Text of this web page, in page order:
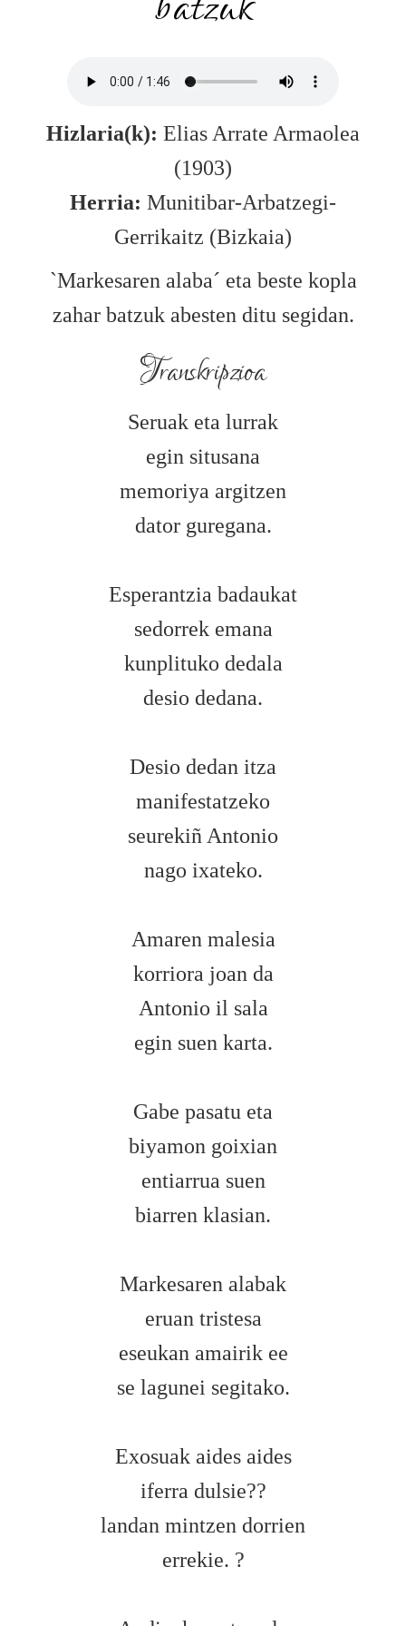
Hizlaria(k): Elias Arrate Armaolea
(1903)
Herria: Munitibar-Arbatzegi-
Gerrikaitz (Bizkaia)
`Markesaren alaba´ eta beste kopla
zahar batzuk abesten ditu segidan.
Transkripzioa
Seruak eta lurrak
egin situsana
memoriya argitzen
dator guregana.
Esperantzia badaukat
sedorrek emana
kunplituko dedala
desio dedana.
Desio dedan itza
manifestatzeko
seurekiñ Antonio
nago ixateko.
Amaren malesia
korriora joan da
Antonio il sala
egin suen karta.
Gabe pasatu eta
biyamon goixian
entiarrua suen
biarren klasian.
Markesaren alabak
eruan tristesa
eseukan amairik ee
se lagunei segitako.
Exosuak aides aides
iferra dulsie??
landan mintzen dorrien
errekie. ?